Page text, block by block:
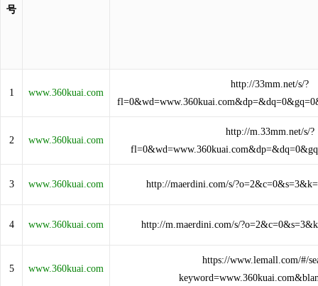
号
1 www.360kuai.com
http://33mm.net/s/?
2 www.360kuai.com
http://m.33mm.net/s/?
3 www.360kuai.com http://maerdini.com/s/
4 www.360kuai.com http://m.maerdini.com/s/
5 www.360kuai.com
https://www.lemall.com/#/